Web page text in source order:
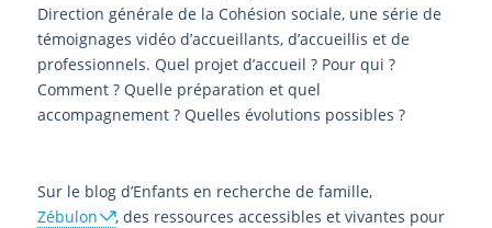
Direction générale de la Cohésion sociale, une série de
témoignages vidéo d’accueillants, d’accueillis et de
professionnels. Quel projet d’accueil ? Pour qui ?
Comment ? Quelle préparation et quel
accompagnement ? Quelles évolutions possibles ?
Sur le blog d’Enfants en recherche de famille,
Zébulon
, des ressources accessibles et vivantes pour